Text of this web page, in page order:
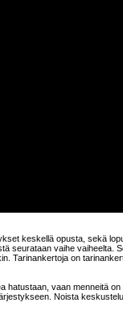
keskellä opusta, sekä
seurataan vaihe vaiheelta.
Tarinankertoja on
vaan menneitä
Noista